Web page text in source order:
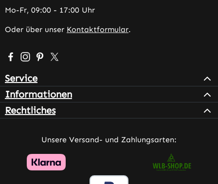
Mo-Fr, 09:00 - 17:00 Uhr
Oder über unser Kontaktformular.
Besuche uns auf Facebook – öffnet in neuem Tab
Schau auf Instagram vorbei – öffnet in neuem Tab
Lass dich auf Pinterest inspirieren – öffnet in
Folge uns auf X – öffnet in neuem Tab
Service
Informationen
Rechtliches
Unsere Versand- und Zahlungsarten: